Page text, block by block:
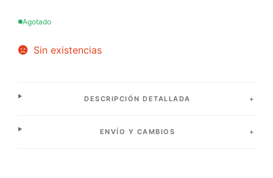
Agotado
Sin existencias
DESCRIPCIÓN DETALLADA
ENVÍO Y CAMBIOS